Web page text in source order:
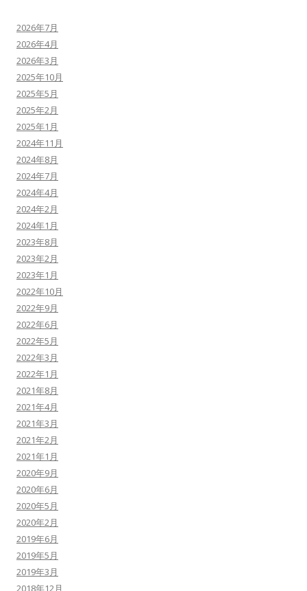
2026年7月
2026年4月
2026年3月
2025年10月
2025年5月
2025年2月
2025年1月
2024年11月
2024年8月
2024年7月
2024年4月
2024年2月
2024年1月
2023年8月
2023年2月
2023年1月
2022年10月
2022年9月
2022年6月
2022年5月
2022年3月
2022年1月
2021年8月
2021年4月
2021年3月
2021年2月
2021年1月
2020年9月
2020年6月
2020年5月
2020年2月
2019年6月
2019年5月
2019年3月
2018年12月